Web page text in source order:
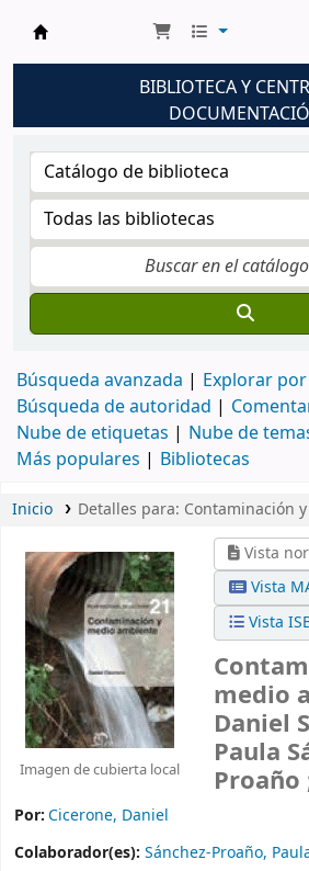
Biblioteca UNM
BIBLIOTECA Y
Búsqueda avanzada
Explorar
Búsqueda de autoridad
Nube de etiquetas
Nube de
Más populares
Bibliotecas
Inicio Detalles para: Contaminación
Imagen de cubierta local
Vista
Vista
Vista
medio
Daniel
Paula
Proaño
Por:Cicerone, Daniel
Colaborador(es): Sánchez-Proaño,